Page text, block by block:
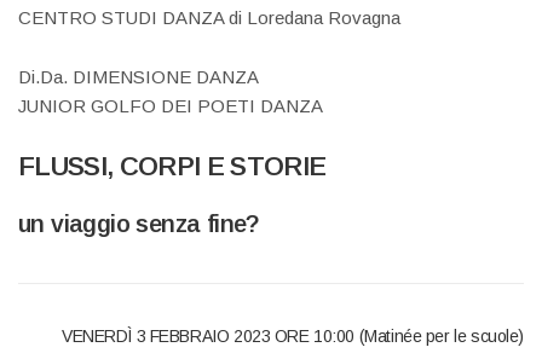
CENTRO STUDI DANZA di Loredana Rovagna
Di.Da. DIMENSIONE DANZA
JUNIOR GOLFO DEI POETI DANZA
FLUSSI, CORPI E STORIE
un viaggio senza fine?
VENERDÌ 3 FEBBRAIO 2023 ORE 10:00 (Matinée per le scuole)